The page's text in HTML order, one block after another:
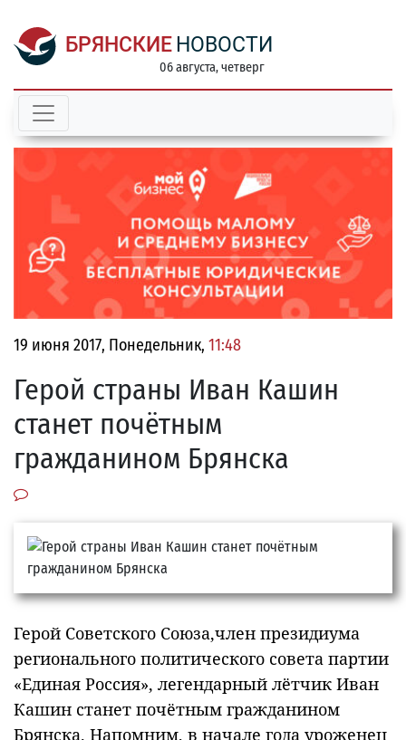
БРЯНСКИЕ НОВОСТИ
06 августа, четверг
19 июня 2017, Понедельник, 11:48
Герой страны Иван Кашин
станет почётным
гражданином Брянска
Герой Советского Союза,член президиума
регионального политического совета партии
«Единая Россия», легендарный лётчик Иван
Кашин станет почётным гражданином
Брянска. Напомним, в начале года уроженец